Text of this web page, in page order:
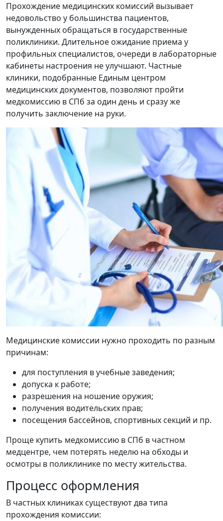
Прохождение медицинских комиссий вызывает
недовольство у большинства пациентов,
вынужденных обращаться в государственные
поликлиники. Длительное ожидание приема у
профильных специалистов, очереди в лабораторные
кабинеты настроения не улучшают. Частные
клиники, подобранные Единым центром
медицинских документов, позволяют пройти
медкомиссию в СПб за один день и сразу же
получить заключение на руки.
Медицинские комиссии нужно проходить по разным
причинам:
для поступления в учебные заведения;
допуска к работе;
разрешения на ношение оружия;
получения водительских прав;
посещения бассейнов, спортивных секций и пр.
Проще купить медкомиссию в СПб в частном
медцентре, чем потерять неделю на обходы и
осмотры в поликлинике по месту жительства.
Процесс оформления
В частных клиниках существуют два типа
прохождения комиссии: